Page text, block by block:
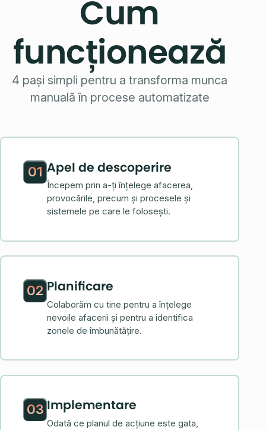
Cum
funcționează
4 pași simpli pentru a transforma munca
manuală în procese automatizate
01 Apel de descoperire
Începem prin a-ți înțelege afacerea,
provocările, precum și procesele și
sistemele pe care le folosești.
02 Planificare
Colaborăm cu tine pentru a înțelege
nevoile afacerii și pentru a identifica
zonele de îmbunătățire.
03 Implementare
Odată ce planul de acțiune este gata,